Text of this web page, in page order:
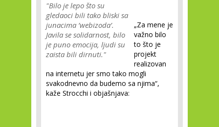
"Bilo je lepo što su
gledaoci bili tako bliski sa
junacima ’webizoda’.
Javila se solidarnost, bilo
je puno emocija, ljudi su
zaista bili dirnuti."
„Za mene je
važno bilo
to što je
projekt
realizovan
na internetu jer smo tako mogli
svakodnevno da budemo sa njima“,
kaže Strocchi i objašnjava: